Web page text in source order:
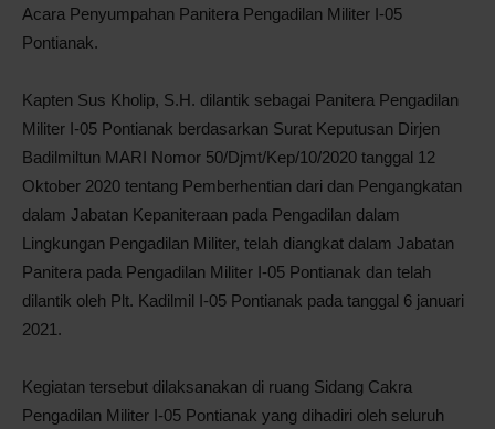
Acara Penyumpahan Panitera Pengadilan Militer I-05
Pontianak.
Kapten Sus Kholip, S.H. dilantik sebagai Panitera Pengadilan
Militer I-05 Pontianak berdasarkan Surat Keputusan Dirjen
Badilmiltun MARI Nomor 50/Djmt/Kep/10/2020 tanggal 12
Oktober 2020 tentang Pemberhentian dari dan Pengangkatan
dalam Jabatan Kepaniteraan pada Pengadilan dalam
Lingkungan Pengadilan Militer, telah diangkat dalam Jabatan
Panitera pada Pengadilan Militer I-05 Pontianak dan telah
dilantik oleh Plt. Kadilmil I-05 Pontianak pada tanggal 6 januari
2021.
Kegiatan tersebut dilaksanakan di ruang Sidang Cakra
Pengadilan Militer I-05 Pontianak yang dihadiri oleh seluruh